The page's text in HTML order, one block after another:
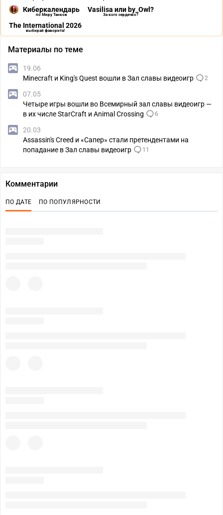
Киберкалендарь
по Миру Танков
Vasilisa или by_Owl?
За кого сердечко?
The International 2026
выбирай фаворита!
Материалы по теме
19.06
Minecraft и King's Quest вошли в Зал славы видеоигр
2
07.05
Четыре игры вошли во Всемирный зал славы видеоигр —
в их числе StarCraft и Animal Crossing
6
20.03
Assassin's Creed и «Сапер» стали претендентами на
попадание в Зал славы видеоигр
11
Комментарии
ПО ДАТЕ ПО ПОПУЛЯРНОСТИ